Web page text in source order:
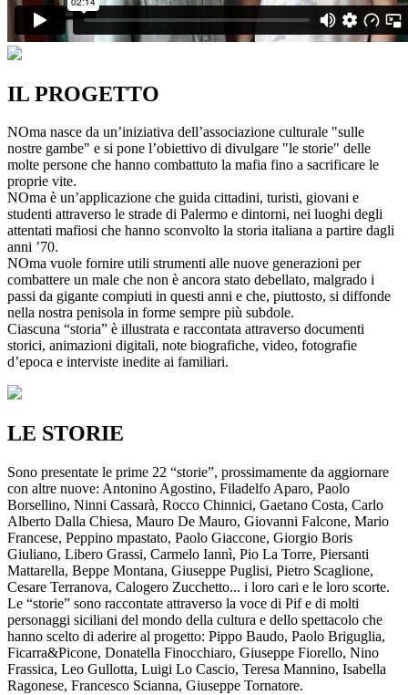
IL PROGETTO
NOma nasce da un’iniziativa dell’associazione culturale "sulle
nostre gambe" e si pone l’obiettivo di divulgare "le storie" delle
molte persone che hanno combattuto la mafia fino a sacrificare le
proprie vite.
NOma è un’applicazione che guida cittadini, turisti, giovani e
studenti attraverso le strade di Palermo e dintorni, nei luoghi degli
attentati mafiosi che hanno sconvolto la storia italiana a partire dagli
anni ’70.
NOma vuole fornire utili strumenti alle nuove generazioni per
combattere un male che non è ancora stato debellato, malgrado i
passi da gigante compiuti in questi anni e che, piuttosto, si diffonde
nella nostra penisola in forme sempre più subdole.
Ciascuna “storia” è illustrata e raccontata attraverso documenti
storici, animazioni digitali, note biografiche, video, fotografie
d’epoca e interviste inedite ai familiari.
LE STORIE
Sono presentate le prime 22 “storie”, prossimamente da aggiornare
con altre nuove: Antonino Agostino, Filadelfo Aparo, Paolo
Borsellino, Ninni Cassarà, Rocco Chinnici, Gaetano Costa, Carlo
Alberto Dalla Chiesa, Mauro De Mauro, Giovanni Falcone, Mario
Francese, Peppino mpastato, Paolo Giaccone, Giorgio Boris
Giuliano, Libero Grassi, Carmelo Iannì, Pio La Torre, Piersanti
Mattarella, Beppe Montana, Giuseppe Puglisi, Pietro Scaglione,
Cesare Terranova, Calogero Zucchetto... i loro cari e le loro scorte.
Le “storie” sono raccontate attraverso la voce di Pif e di molti
personaggi siciliani del mondo della cultura e dello spettacolo che
hanno scelto di aderire al progetto: Pippo Baudo, Paolo Briguglia,
Ficarra&Picone, Donatella Finocchiaro, Giuseppe Fiorello, Nino
Frassica, Leo Gullotta, Luigi Lo Cascio, Teresa Mannino, Isabella
Ragonese, Francesco Scianna, Giuseppe Tornatore.